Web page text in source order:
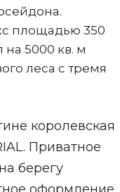
площадью 350
5000 кв. м
леса с тремя
королевская
Приватное
берегу